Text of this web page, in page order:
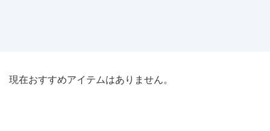
現在おすすめアイテムはありません。